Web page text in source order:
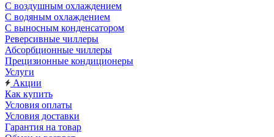
С воздушным охлаждением
С водяным охлаждением
С выносным конденсатором
Реверсивные чиллеры
Абсорбционные чиллеры
Прецизионные кондиционеры
Услуги
Акции
Как купить
Условия оплаты
Условия доставки
Гарантия на товар